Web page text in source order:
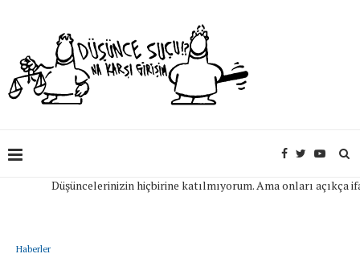
Düşüncelerinizin hiçbirine katılmıyorum. Ama onları açıkça ifade
Haberler